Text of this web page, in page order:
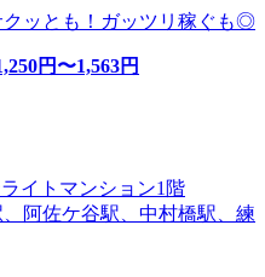
クッとも！ガッツリ稼ぐも◎
円〜1,563円
イトマンション1階
阿佐ケ谷駅、中村橋駅、練